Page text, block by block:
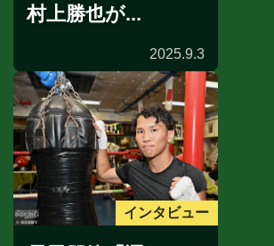
村上勝也が...
2025.9.3
インタビュー